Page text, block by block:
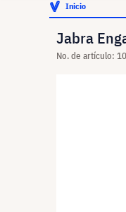
Inicio
Jabra
No. de artículo: